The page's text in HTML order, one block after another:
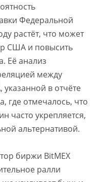
Федеральной
растёт, что может
США и повысить
Её анализ
между
в отчёте
где отмечалось, что
часто укрепляется,
альтернативой.
биржи BitMEX
ралли